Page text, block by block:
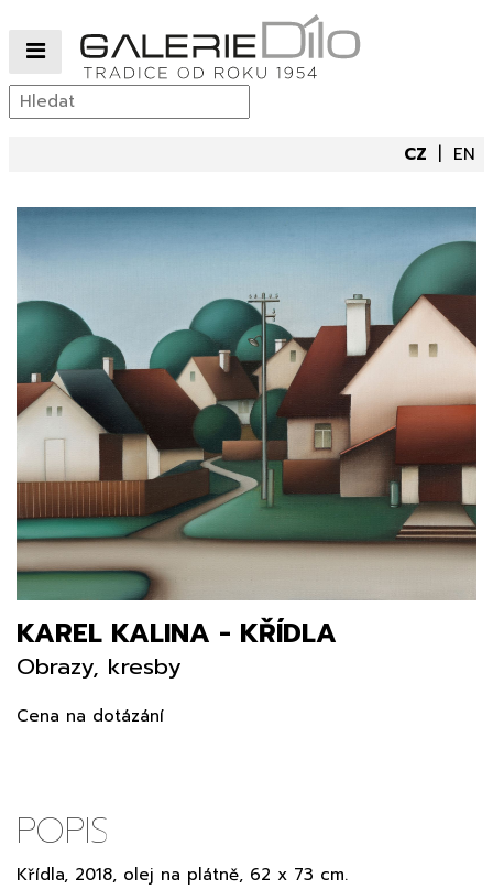
CZ EN
KAREL KALINA - KŘÍDLA
Obrazy, kresby
Cena na dotázání
POPIS
Křídla, 2018, olej na plátně, 62 x 73 cm.